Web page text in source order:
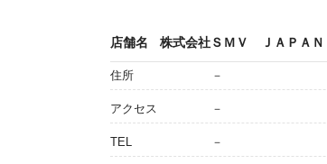
店舗名 株式会社ＳＭＶ ＪＡＰＡＮ
住所 －
アクセス －
TEL －